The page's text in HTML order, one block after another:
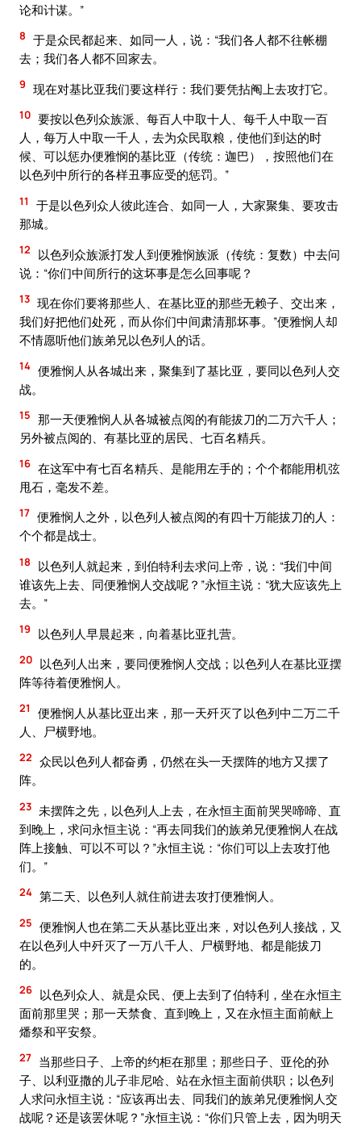
论和计谋。”
8 于是众民都起来、如同一人，说：“我们各人都不往帐棚
去；我们各人都不回家去。
9 现在对基比亚我们要这样行：我们要凭拈阄上去攻打它。
10 要按以色列众族派、每百人中取十人、每千人中取一百
人，每万人中取一千人，去为众民取粮，使他们到达的时
候、可以惩办便雅悯的基比亚（传统：迦巴），按照他们在
以色列中所行的各样丑事应受的惩罚。”
11
于是以色列众人彼此连合、如同一人，大家聚集、要攻击
那城。
12
以色列众族派打发人到便雅悯族派（传统：复数）中去问
说：“你们中间所行的这坏事是怎么回事呢？
13 现在你们要将那些人、在基比亚的那些无赖子、交出来，
我们好把他们处死，而从你们中间肃清那坏事。”便雅悯人却
不情愿听他们族弟兄以色列人的话。
14 便雅悯人从各城出来，聚集到了基比亚，要同以色列人交
战。
15 那一天便雅悯人从各城被点阅的有能拔刀的二万六千人；
另外被点阅的、有基比亚的居民、七百名精兵。
16 在这军中有七百名精兵、是能用左手的；个个都能用机弦
甩石，毫发不差。
17 便雅悯人之外，以色列人被点阅的有四十万能拔刀的人：
个个都是战士。
18
以色列人就起来，到伯特利去求问上帝，说：“我们中间
谁该先上去、同便雅悯人交战呢？”永恒主说：“犹大应该先上
去。”
19 以色列人早晨起来，向着基比亚扎营。
20 以色列人出来，要同便雅悯人交战；以色列人在基比亚摆
阵等待着便雅悯人。
21
便雅悯人从基比亚出来，那一天歼灭了以色列中二万二千
人、尸横野地。
22 众民以色列人都奋勇，仍然在头一天摆阵的地方又摆了
阵。
23 未摆阵之先，以色列人上去，在永恒主面前哭哭啼啼、直
到晚上，求问永恒主说：“再去同我们的族弟兄便雅悯人在战
阵上接触、可以不可以？”永恒主说：“你们可以上去攻打他
们。”
24 第二天、以色列人就住前进去攻打便雅悯人。
25 便雅悯人也在第二天从基比亚出来，对以色列人接战，又
在以色列人中歼灭了一万八千人、尸横野地、都是能拔刀
的。
26 以色列众人、就是众民、便上去到了伯特利，坐在永恒主
面前那里哭；那一天禁食、直到晚上，又在永恒主面前献上
燔祭和平安祭。
27 当那些日子、上帝的约柜在那里；那些日子、亚伦的孙
子、以利亚撒的儿子非尼哈、站在永恒主面前供职；以色列
人求问永恒主说：“应该再出去、同我们的族弟兄便雅悯人交
战呢？还是该罢休呢？”永恒主说：“你们只管上去，因为明天